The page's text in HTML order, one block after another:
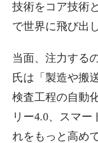
技術をコア技術
で世界に飛び出
当面、注力する
氏は「製造や搬
検査工程の自動
リー4.0、スマ
れをもっと高め